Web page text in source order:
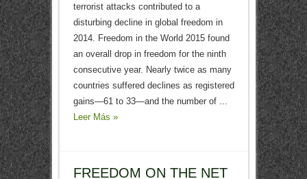
terrorist attacks contributed to a
disturbing decline in global freedom in
2014. Freedom in the World 2015 found
an overall drop in freedom for the ninth
consecutive year. Nearly twice as many
countries suffered declines as registered
gains—61 to 33—and the number of ...
Leer Más »
FREEDOM ON THE NET